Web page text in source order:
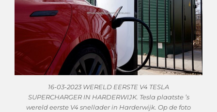
16-03-2023 WERELD EERSTE V4 TESLA
SUPERCHARGER IN HARDERWIJK. Tesla plaatste ’s
wereld eerste V4 snellader in Harderwijk. Op de foto